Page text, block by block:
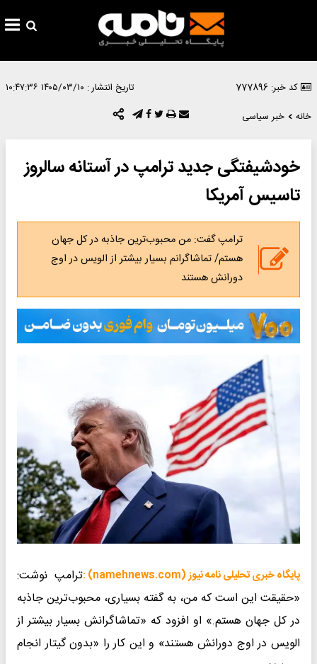
کد خبر: 777896 تاریخ انتشار : ۱۴۰۵/۰۳/۱۰ ۱۰:۴۷:۳۶
خانه
خبر سیاسی
خودشیفتگی جدید ترامپ در آستانه سالروز
تاسیس آمریکا
ترامپ گفت: من محبوب‌ترین جاذبه در کل جهان
هستم/ تماشاگرانم بسیار بیشتر از الویس در اوج
دورانش هستند
پایگاه خبری تحلیلی نامه نیوز (namehnews.com) :
ترامپ نوشت:
«حقیقت این است که من، به گفته بسیاری، محبوب‌ترین جاذبه
در کل جهان هستم.» او افزود که «تماشاگرانش بسیار بیشتر از
الویس در اوج دورانش هستند» و این کار را «بدون گیتار انجام